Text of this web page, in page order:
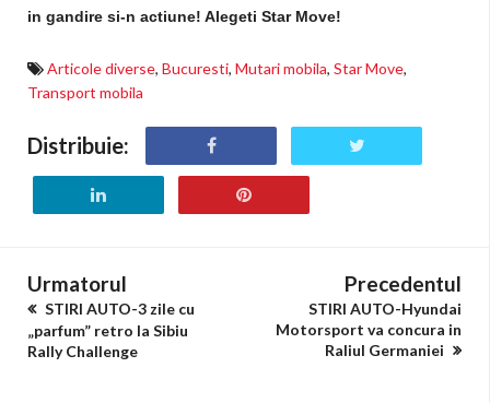
in gandire si-n actiune! Alegeti Star Move!
Articole diverse, Bucuresti, Mutari mobila, Star Move,
Transport mobila
Distribuie:
Urmatorul
STIRI AUTO-3 zile cu
„parfum” retro la Sibiu
Rally Challenge
Precedentul
STIRI AUTO-Hyundai
Motorsport va concura in
Raliul Germaniei